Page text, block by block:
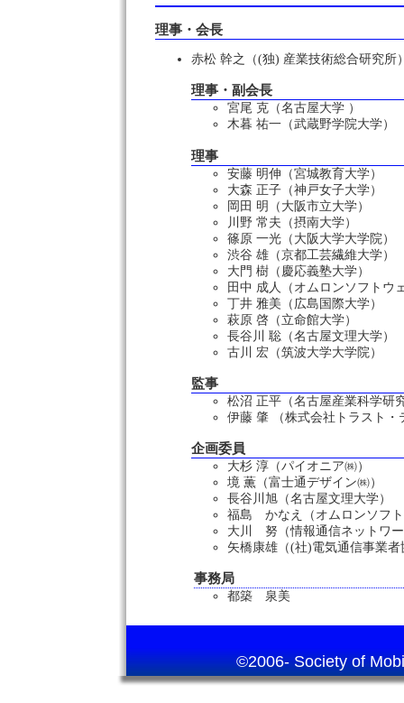
理事・会長
赤松 幹之（(独) 産業技術総合研究所
理事・副会長
宮尾 克（名古屋大学 ）
木暮 祐一（武蔵野学院大学）
理事
安藤 明伸（宮城教育大学）
大森 正子（神戸女子大学）
岡田 明（大阪市立大学）
川野 常夫（摂南大学）
篠原 一光（大阪大学大学院）
渋谷 雄（京都工芸繊維大学）
大門 樹（慶応義塾大学）
田中 成人（オムロンソフトウ
丁井 雅美（広島国際大学）
萩原 啓（立命館大学）
長谷川 聡（名古屋文理大学）
古川 宏（筑波大学大学院）
監事
松沼 正平（名古屋産業科学研
伊藤 肇 （株式会社トラスト・
企画委員
大杉 淳（パイオニア㈱）
境 薫（富士通デザイン㈱）
長谷川旭（名古屋文理大学）
福島 かなえ（オムロンソフ
大川 努（情報通信ネットワ
矢橋康雄（(社)電気通信事業者
事務局
都築 泉美
©2006- Society of